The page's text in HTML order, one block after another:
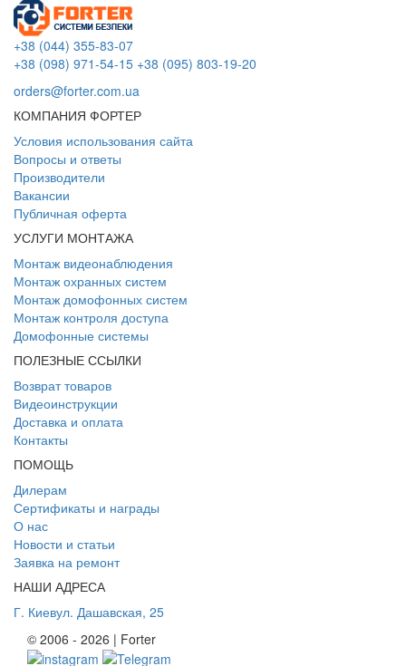
+38 (044) 355-83-07
+38 (098) 971-54-15 +38 (095) 803-19-20
orders@forter.com.ua
КОМПАНИЯ ФОРТЕР
Условия использования сайта
Вопросы и ответы
Производители
Вакансии
Публичная оферта
УСЛУГИ МОНТАЖА
Монтаж видеонаблюдения
Монтаж охранных систем
Монтаж домофонных систем
Монтаж контроля доступа
Домофонные системы
ПОЛЕЗНЫЕ ССЫЛКИ
Возврат товаров
Видеоинструкции
Доставка и оплата
Контакты
ПОМОЩЬ
Дилерам
Сертификаты и награды
О нас
Новости и статьи
Заявка на ремонт
НАШИ АДРЕСА
Г. Киевул. Дашавская, 25
© 2006 - 2026 | Forter